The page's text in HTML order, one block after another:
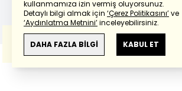
kullanmamıza izin vermiş oluyorsunuz.
Detaylı bilgi almak için ‘Çerez Politikasını’ve
‘Aydınlatma Metnini’inceleyebilirsiniz.
DAHA FAZLA BİLGİ KABUL ET
Bu çevirideGoogle Transletekullanılmıştır.
Anlam ve çeviri hatalarından
haberturk.com
sorumlu değildir.